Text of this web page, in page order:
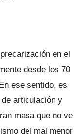
en el
desde los 70
ese sentido, es
articulación y
masa que no ve
del mal menor